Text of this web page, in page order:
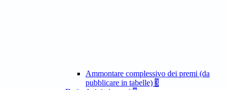
Ammontare complessivo dei premi (da
pubblicare in tabelle) 3